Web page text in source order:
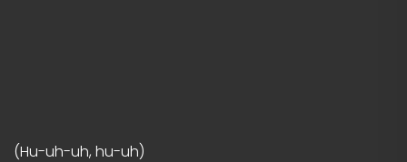
(Hu-uh-uh, hu-uh)